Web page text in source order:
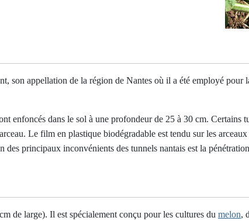
son appellation de la région de Nantes où il a été employé
enfoncés dans le sol à une profondeur de 25 à 30 cm.
Le film en plastique biodégradable est tendu sur les
principaux inconvénients des tunnels nantais est la
de large). Il est spécialement conçu pour les cultures du melon,